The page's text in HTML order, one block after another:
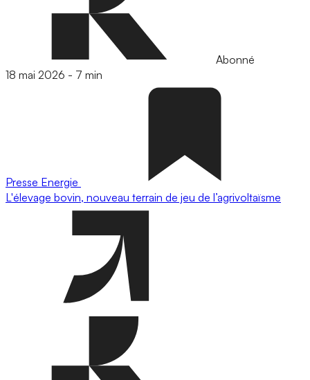
Abonné
18 mai 2026 - 7 min
Presse Energie
L'élevage bovin, nouveau terrain de jeu de l’agrivoltaïsme